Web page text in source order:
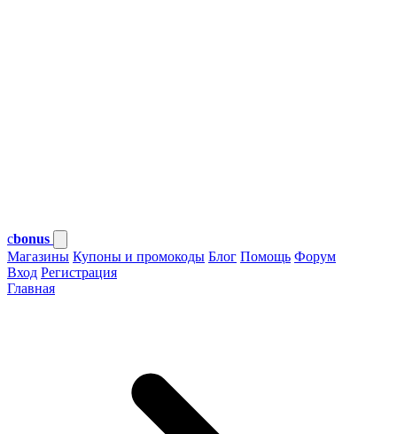
cbonus
Магазины Купоны и промокоды Блог Помощь Форум
Вход Регистрация
Главная